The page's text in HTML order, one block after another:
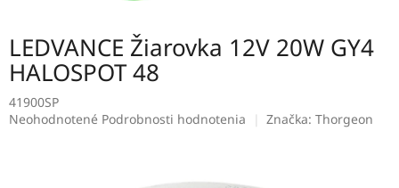
LEDVANCE Žiarovka 12V 20W GY4
HALOSPOT 48
41900SP
Priemerné
Neohodnotené Podrobnosti hodnotenia Značka: Thorgeon